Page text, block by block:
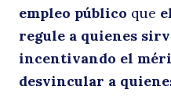
empleo público que
regule a quienes
incentivando el
desvincular a